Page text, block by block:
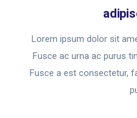
Lorem ipsum dolor sit
Fusce ac urna ac purus
Fusce a est consectetur,